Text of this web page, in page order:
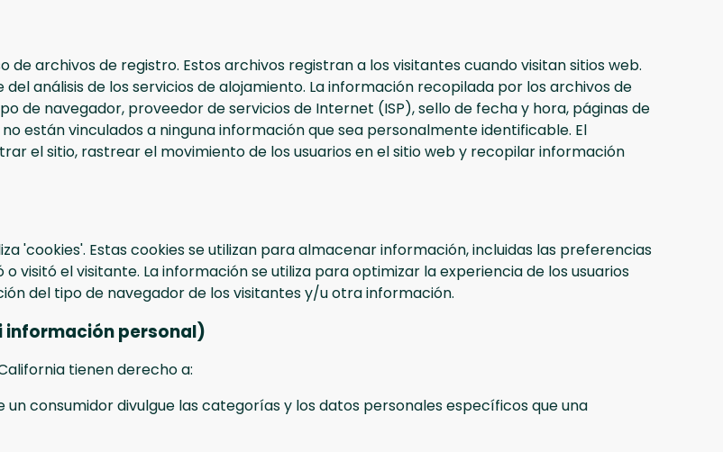
de archivos de registro. Estos archivos registran a los visitantes cuando visitan sitios web.
análisis de los servicios de alojamiento. La información recopilada por los archivos de
de navegador, proveedor de servicios de Internet (ISP), sello de fecha y hora, páginas de
están vinculados a ninguna información que sea personalmente identificable. El
el sitio, rastrear el movimiento de los usuarios en el sitio web y recopilar información
'cookies'. Estas cookies se utilizan para almacenar información, incluidas las preferencias
visitó el visitante. La información se utiliza para optimizar la experiencia de los usuarios
del tipo de navegador de los visitantes y/u otra información.
información personal)
tienen derecho a:
consumidor divulgue las categorías y los datos personales específicos que una